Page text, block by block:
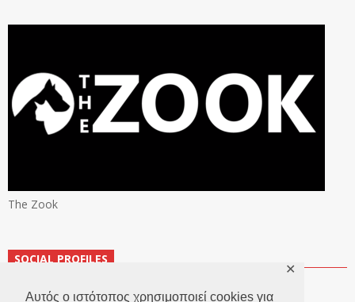
Αυτός ο ιστότοπος χρησιμοποιεί cookies για
✕
The Zook
SOCIAL PROFILES